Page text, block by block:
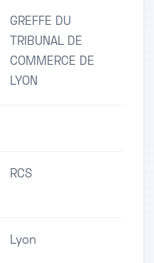
GREFFE DU
TRIBUNAL DE
COMMERCE DE
LYON
RCS
Lyon